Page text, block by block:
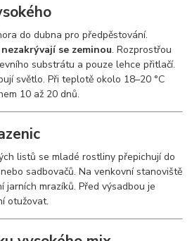
do dubna pro předpěstování.
nezakrývají se zeminou. Rozprostřou
substrátu a pouze lehce přitlačí.
světlo. Při teplotě okolo 18–20 °C
10 až 20 dnů.
listů se mladé rostliny přepichují do
sadbovačů. Na venkovní stanoviště
jarních mrazíků. Před výsadbou je
otužovat.